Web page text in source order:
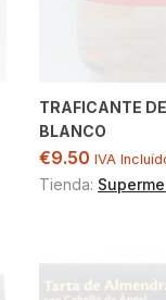
TRAFICANTE
BLANCO
€9.50 IVA
Tienda: